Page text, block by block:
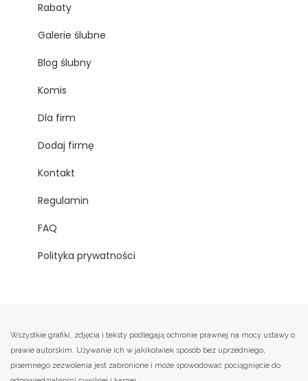
Rabaty
Galerie ślubne
Blog ślubny
Komis
Dla firm
Dodaj firmę
Kontakt
Regulamin
FAQ
Polityka prywatności
Wszystkie grafiki, zdjęcia i teksty podlegają ochronie prawnej na mocy ustawy o
prawie autorskim. Używanie ich w jakikolwiek sposób bez uprzedniego,
pisemnego zezwolenia jest zabronione i może spowodować pociągnięcie do